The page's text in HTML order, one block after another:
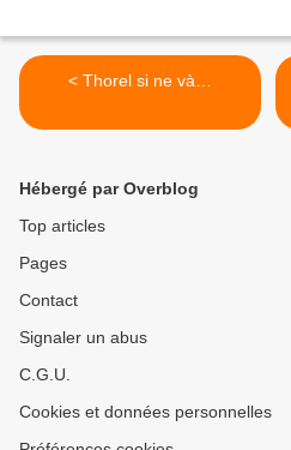
< Thorel si ne và…
Hébergé par Overblog
Top articles
Pages
Contact
Signaler un abus
C.G.U.
Cookies et données personnelles